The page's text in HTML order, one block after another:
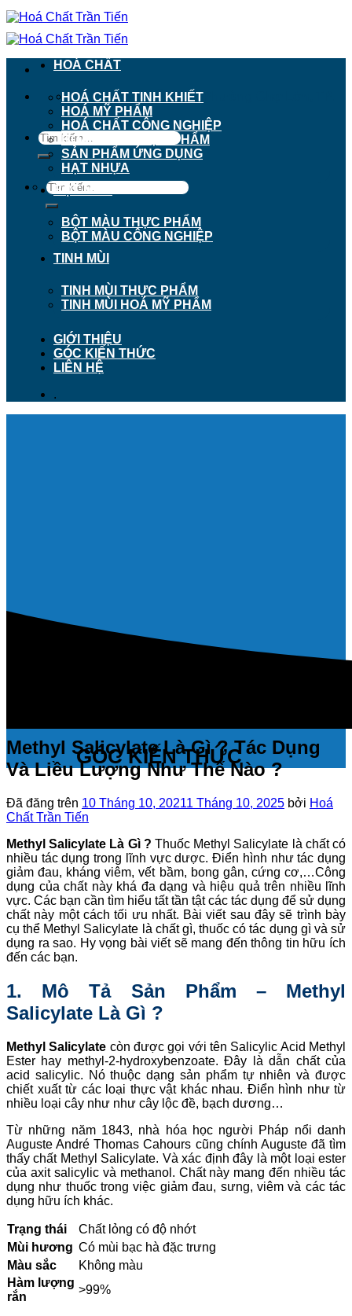
Chuyển
đến
nội
911 - 913 Nguyễn Trãi, Phường Chợ Lớn, TP.
Hồ Chí Minh
Tìm
kiếm:
Tìm
kiếm:
HOÁ CHẤT
HOÁ CHẤT TINH KHIẾT
HOÁ MỸ PHẨM
HOÁ CHẤT CÔNG NGHIỆP
HOÁ CHẤT THỰC PHẨM
SẢN PHẨM ỨNG DỤNG
HẠT NHỰA
BỘT MÀU
BỘT MÀU THỰC PHẨM
BỘT MÀU CÔNG NGHIỆP
TINH MÙI
TINH MÙI THỰC PHẨM
TINH MÙI HOÁ MỸ PHẨM
GIỚI THIỆU
GÓC KIẾN THỨC
LIÊN HỆ
.
GÓC KIẾN THỨC
Methyl Salicylate Là Gì ? Tác Dụng
Và Liều Lượng Như Thế Nào ?
Đã đăng trên 10 Tháng 10, 20211 Tháng 10, 2025 bởi Hoá
Chất Trần Tiến
Methyl Salicylate Là Gì ? Thuốc Methyl Salicylate là chất có
nhiều tác dụng trong lĩnh vực dược. Điển hình như tác dụng
giảm đau, kháng viêm, vết bầm, bong gân, cứng cơ,…Công
dụng của chất này khá đa dạng và hiệu quả trên nhiều lĩnh
vực. Các bạn cần tìm hiểu tất tần tật các tác dụng để sử dụng
chất này một cách tối ưu nhất. Bài viết sau đây sẽ trình bày
cụ thể Methyl Salicylate là chất gì, thuốc có tác dụng gì và sử
dụng ra sao. Hy vọng bài viết sẽ mang đến thông tin hữu ích
đến các bạn.
1. Mô Tả Sản Phẩm – Methyl
Salicylate Là Gì ?
Methyl Salicylate còn được gọi với tên Salicylic Acid Methyl
Ester hay methyl-2-hydroxybenzoate. Đây là dẫn chất của
acid salicylic. Nó thuộc dạng sản phẩm tự nhiên và được
chiết xuất từ các loại thực vật khác nhau. Điển hình như từ
nhiều loại cây như như cây lộc đề, bạch dương…
Từ những năm 1843, nhà hóa học người Pháp nổi danh
Auguste André Thomas Cahours cũng chính Auguste đã tìm
thấy chất Methyl Salicylate. Và xác định đây là một loại ester
của axit salicylic và methanol. Chất này mang đến nhiều tác
dụng như thuốc trong việc giảm đau, sưng, viêm và các tác
dụng hữu ích khác.
Trạng thái
Chất lỏng có độ nhớt
Mùi hương Có mùi bạc hà đặc trưng
Màu sắc
Không màu
Hàm lượng
rắn
>99%